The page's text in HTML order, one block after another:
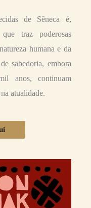
de Sêneca é,
traz poderosas
humana e da
sabedoria, embora
anos, continuam
atualidade.